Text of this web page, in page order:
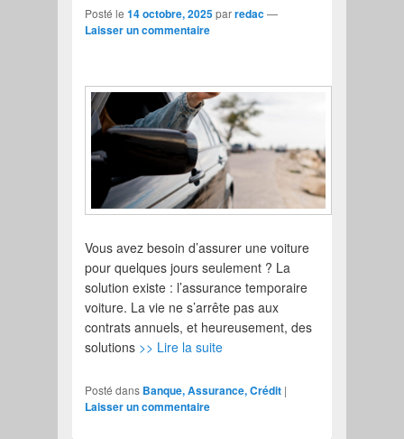
Posté le14 octobre, 2025parredac—
Laisser un commentaire
Vous avez besoin d’assurer une voiture
pour quelques jours seulement ? La
solution existe : l’assurance temporaire
voiture. La vie ne s’arrête pas aux
contrats annuels, et heureusement, des
solutions >> Lire la suite
Posté dans Banque, Assurance, Crédit |
Laisser un commentaire